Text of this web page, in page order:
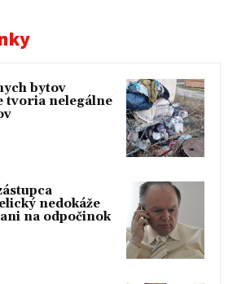
bytov
tvoria nelegálne
nedokáže
na odpočinok